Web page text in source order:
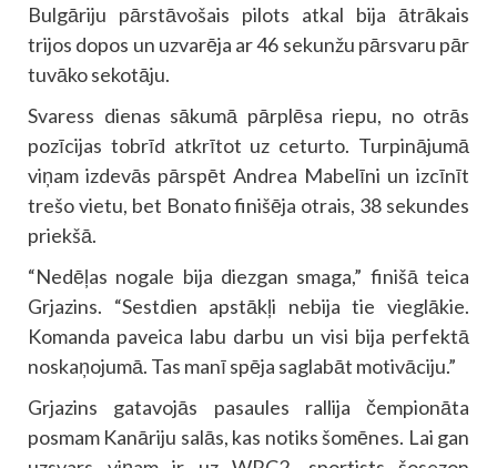
Bulgāriju pārstāvošais pilots atkal bija ātrākais
trijos dopos un uzvarēja ar 46 sekunžu pārsvaru pār
tuvāko sekotāju.
Svaress dienas sākumā pārplēsa riepu, no otrās
pozīcijas tobrīd atkrītot uz ceturto. Turpinājumā
viņam izdevās pārspēt Andrea Mabelīni un izcīnīt
trešo vietu, bet Bonato finišēja otrais, 38 sekundes
priekšā.
“Nedēļas nogale bija diezgan smaga,” finišā teica
Grjazins. “Sestdien apstākļi nebija tie vieglākie.
Komanda paveica labu darbu un visi bija perfektā
noskaņojumā. Tas manī spēja saglabāt motivāciju.”
Grjazins gatavojās pasaules rallija čempionāta
posmam Kanāriju salās, kas notiks šomēnes. Lai gan